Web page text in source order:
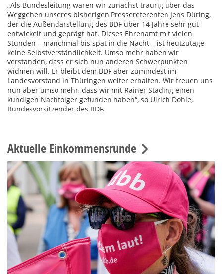
„Als Bundesleitung waren wir zunächst traurig über das
Weggehen unseres bisherigen Pressereferenten Jens Düring,
der die Außendarstellung des BDF über 14 Jahre sehr gut
entwickelt und geprägt hat. Dieses Ehrenamt mit vielen
Stunden – manchmal bis spät in die Nacht – ist heutzutage
keine Selbstverständlichkeit. Umso mehr haben wir
verstanden, dass er sich nun anderen Schwerpunkten
widmen will. Er bleibt dem BDF aber zumindest im
Landesvorstand in Thüringen weiter erhalten. Wir freuen uns
nun aber umso mehr, dass wir mit Rainer Städing einen
kundigen Nachfolger gefunden haben“, so Ulrich Dohle,
Bundesvorsitzender des BDF.
Aktuelle Einkommensrunde